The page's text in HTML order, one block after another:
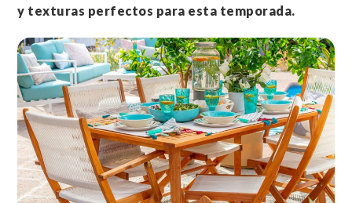
y texturas perfectos para esta temporada.